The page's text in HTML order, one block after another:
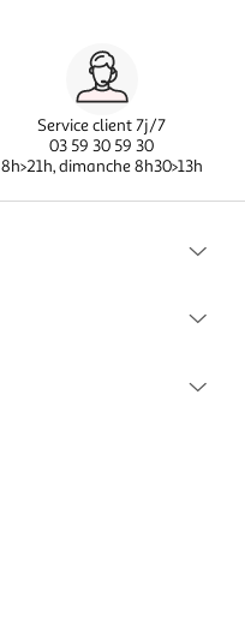
Service client 7j/7
03 59 30 59 30
8h>21h, dimanche 8h30>13h